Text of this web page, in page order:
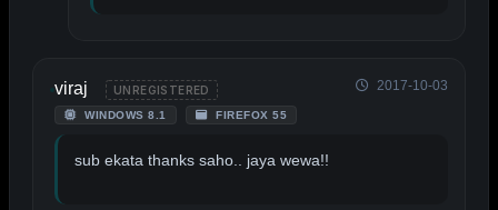
viraj UNREGISTERED
WINDOWS 8.1 FIREFOX 55
2017-10-03
sub ekata thanks saho.. jaya wewa!!